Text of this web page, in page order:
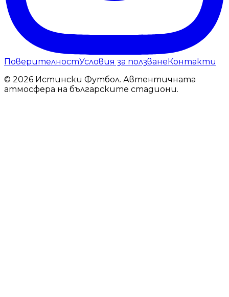
ПоверителностУсловия за ползванеКонтакти
© 2026 Истински Футбол. Автентичната
атмосфера на българските стадиони.